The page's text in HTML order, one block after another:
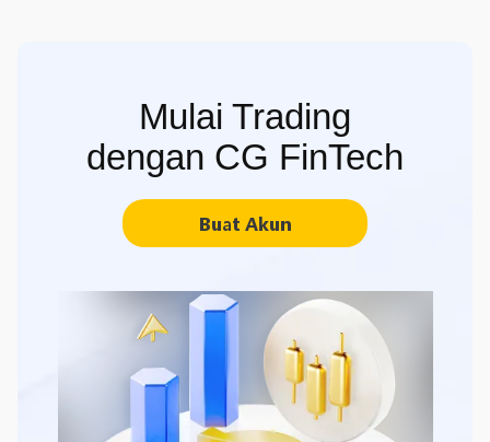
Mulai Trading
dengan CG FinTech
Buat Akun